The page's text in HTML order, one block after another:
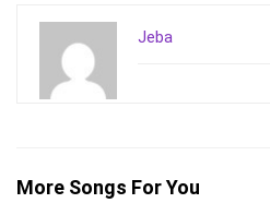
Jeba
More Songs For You